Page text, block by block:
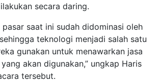
secara daring.
pasar saat ini sudah didominasi oleh
teknologi menjadi salah satu
gunakan untuk menawarkan jasa
akan digunakan,” ungkap Haris
tersebut.